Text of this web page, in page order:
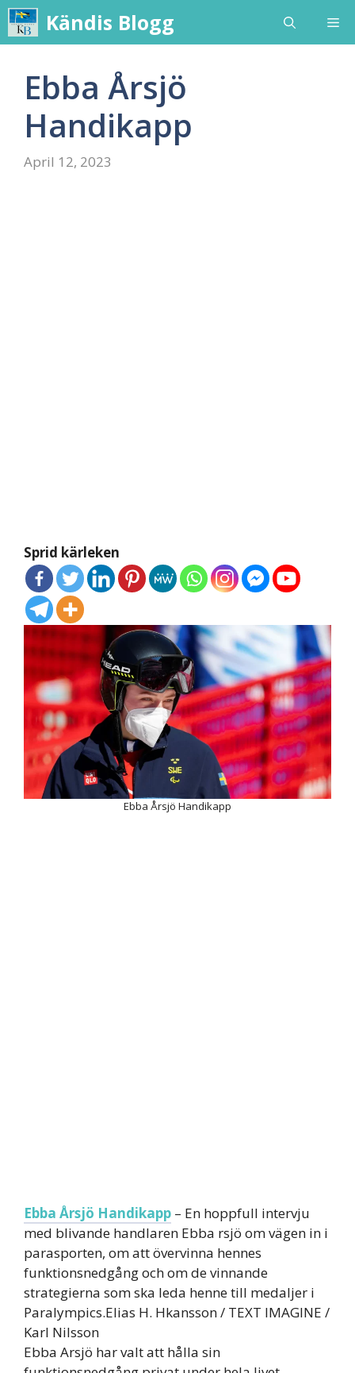
Skip
to
content
Kändis Blogg
Ebba Årsjö
Handikapp
April 12, 2023
Sprid kärleken
Ebba Årsjö Handikapp
Ebba Årsjö Handikapp – En hoppfull intervju
med blivande handlaren Ebba rsjö om vägen in i
parasporten, om att övervinna hennes
funktionsnedgång och om de vinnande
strategierna som ska leda henne till medaljer i
Paralympics.Elias H. Hkansson / TEXT IMAGINE /
Karl Nilsson
Ebba Arsjö har valt att hålla sin